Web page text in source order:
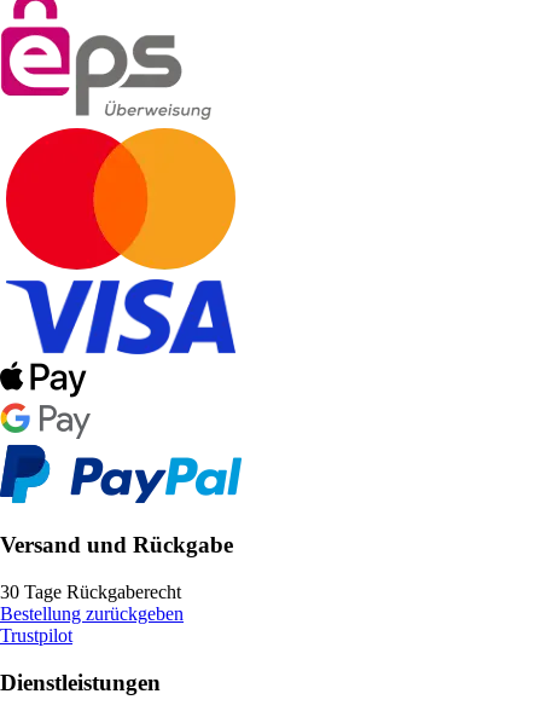
Versand und Rückgabe
30 Tage Rückgaberecht
Bestellung zurückgeben
Trustpilot
Dienstleistungen